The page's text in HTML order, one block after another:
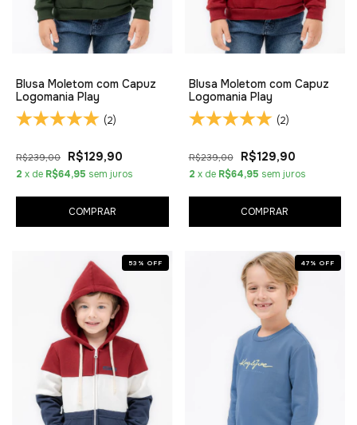
Blusa Moletom com Capuz
Logomania Play
(2)
R$239,00 R$129,90
2 x de R$64,95 sem juros
COMPRAR
Blusa Moletom com Capuz
Logomania Play
(2)
R$239,00 R$129,90
2 x de R$64,95 sem juros
COMPRAR
53 % OFF 47 % OFF